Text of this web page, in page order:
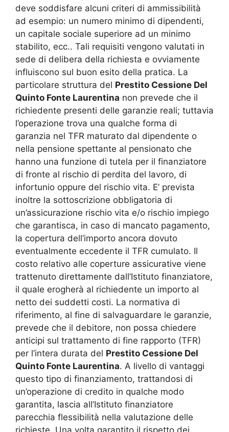
deve soddisfare alcuni criteri di ammissibilità
ad esempio: un numero minimo di dipendenti,
un capitale sociale superiore ad un minimo
stabilito, ecc.. Tali requisiti vengono valutati in
sede di delibera della richiesta e ovviamente
influiscono sul buon esito della pratica. La
particolare struttura del Prestito Cessione Del
Quinto Fonte Laurentina non prevede che il
richiedente presenti delle garanzie reali; tuttavia
l’operazione trova una qualche forma di
garanzia nel TFR maturato dal dipendente o
nella pensione spettante al pensionato che
hanno una funzione di tutela per il finanziatore
di fronte al rischio di perdita del lavoro, di
infortunio oppure del rischio vita. E’ prevista
inoltre la sottoscrizione obbligatoria di
un’assicurazione rischio vita e/o rischio impiego
che garantisca, in caso di mancato pagamento,
la copertura dell’importo ancora dovuto
eventualmente eccedente il TFR cumulato. Il
costo relativo alle coperture assicurative viene
trattenuto direttamente dall’Istituto finanziatore,
il quale erogherà al richiedente un importo al
netto dei suddetti costi. La normativa di
riferimento, al fine di salvaguardare le garanzie,
prevede che il debitore, non possa chiedere
anticipi sul trattamento di fine rapporto (TFR)
per l’intera durata del Prestito Cessione Del
Quinto Fonte Laurentina. A livello di vantaggi
questo tipo di finanziamento, trattandosi di
un’operazione di credito in qualche modo
garantita, lascia all’Istituto finanziatore
parecchia flessibilità nella valutazione delle
richieste. Una volta garantito il rispetto dei